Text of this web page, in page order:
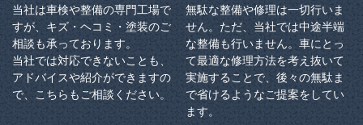
当社は車検や整備の専門工場で
すが、キズ・ヘコミ・塗装のご
相談も承っております。
当社では対応できないことも、
アドバイスや紹介ができますの
で、こちらもご相談ください。
無駄な整備や修理は一切行いま
せん。ただ、当社では中途半端
な整備も行いません。車にとっ
て最適な修理方法を考え抜いて
実施することで、後々の無駄ま
で省けるようなご提案をしてい
ます。